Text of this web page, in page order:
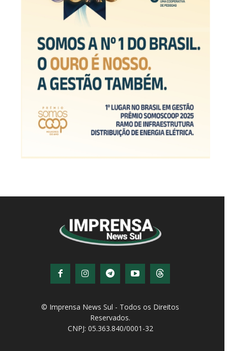
© Imprensa News Sul - Todos os Direitos
Reservados.
CNPJ: 05.363.840/0001-32